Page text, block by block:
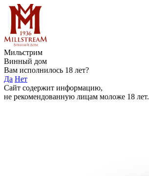
Мильстрим
Винный дом
Вам исполнилось 18 лет?
Да Нет
Сайт содержит информацию,
не рекомендованную лицам моложе 18 лет.